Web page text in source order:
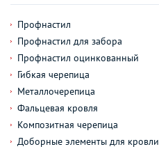
Профнастил
Профнастил для забора
Профнастил оцинкованный
Гибкая черепица
Металлочерепица
Фальцевая кровля
Композитная черепица
Доборные элементы для кровли